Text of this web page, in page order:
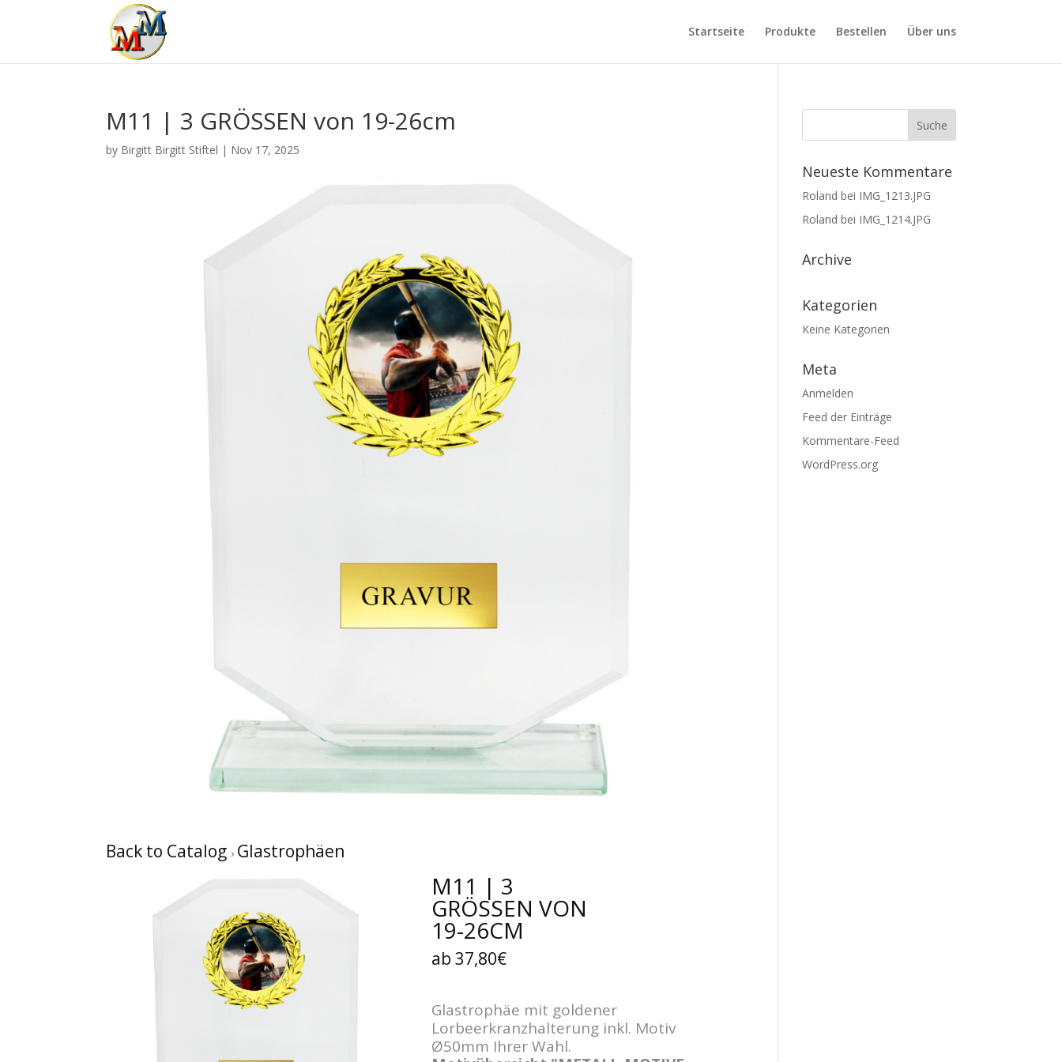
Startseite Produkte Bestellen Über uns
M11 | 3 GRÖSSEN von 19-26cm
by Birgitt Birgitt Stiftel | Nov 17, 2025
Back to Catalog Glastrophäen
M11 | 3
GRÖSSEN VON
19-26CM
ab 37,80€
Glastrophäe mit goldener
Lorbeerkranzhalterung inkl. Motiv
Ø50mm Ihrer Wahl.
Neueste Kommentare
Roland bei IMG_1213.JPG
Roland bei IMG_1214.JPG
Archive
Kategorien
Keine Kategorien
Meta
Anmelden
Feed der Einträge
Kommentare-Feed
WordPress.org